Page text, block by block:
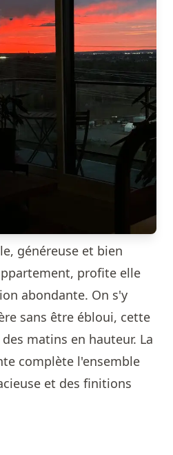
généreuse et bien
profite elle
abondante. On s'y
sans être ébloui, cette
matins en hauteur. La
complète l'ensemble
et des finitions